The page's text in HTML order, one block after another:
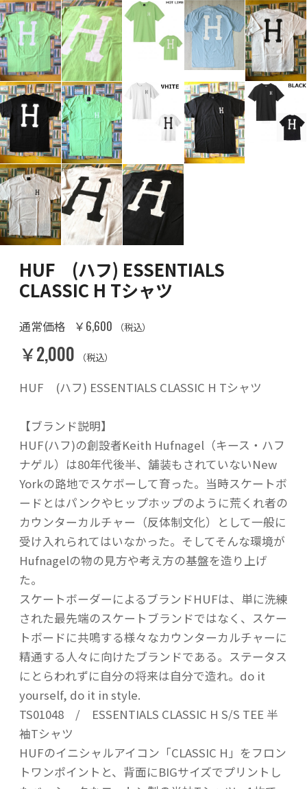
HUF (ハフ) ESSENTIALS
CLASSIC H Tシャツ
通常価格 ￥6,600 （税込）
￥2,000 （税込）
HUF (ハフ) ESSENTIALS CLASSIC H Tシャツ
【ブランド説明】
HUF(ハフ)の創設者Keith Hufnagel（キース・ハフ
ナゲル）は80年代後半、舗装もされていないNew
Yorkの路地でスケボーして育った。当時スケートボ
ードとはパンクやヒップホップのように荒くれ者の
カウンターカルチャー（反体制文化）として一般に
受け入れられてはいなかった。そしてそんな環境が
Hufnagelの物の見方や考え方の基盤を造り上げ
た。
スケートボーダーによるブランドHUFは、単に洗練
された最先端のスケートブランドではなく、スケー
トボードに共鳴する様々なカウンターカルチャーに
精通する人々に向けたブランドである。ステータス
にとらわれずに自分の将来は自分で造れ。do it
yourself, do it in style.
TS01048 / ESSENTIALS CLASSIC H S/S TEE 半
袖Tシャツ
HUFのイニシャルアイコン「CLASSIC H」をフロン
トワンポイントと、背面にBIGサイズでプリントし